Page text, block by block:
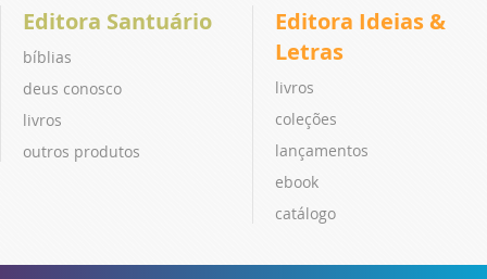
Editora Santuário
bíblias
deus conosco
livros
outros produtos
Editora Ideias &
Letras
livros
coleções
lançamentos
ebook
catálogo